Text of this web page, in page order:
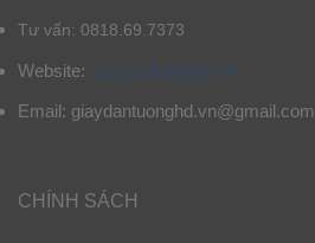
Tư vấn: 0818.69.7373
Website: giaydantuonghd.vn
Email: giaydantuonghd.vn@gmail.com
CHÍNH SÁCH